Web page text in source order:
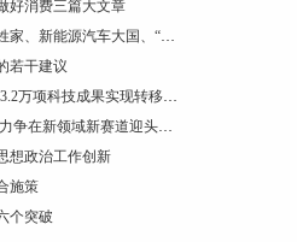
好消费三篇大文章
从自行车王国到轿车进入寻常百姓家、新能源汽车大国、“低空经济”看“汽车文化”理论的引领作用
若干建议
陕西：“三项改革”激发创新活力 3.2万项科技成果实现转移转化
柳州：因地制宜发展新质生产力 力争在新领域新赛道迎头赶上
想政治工作创新
施策
个突破